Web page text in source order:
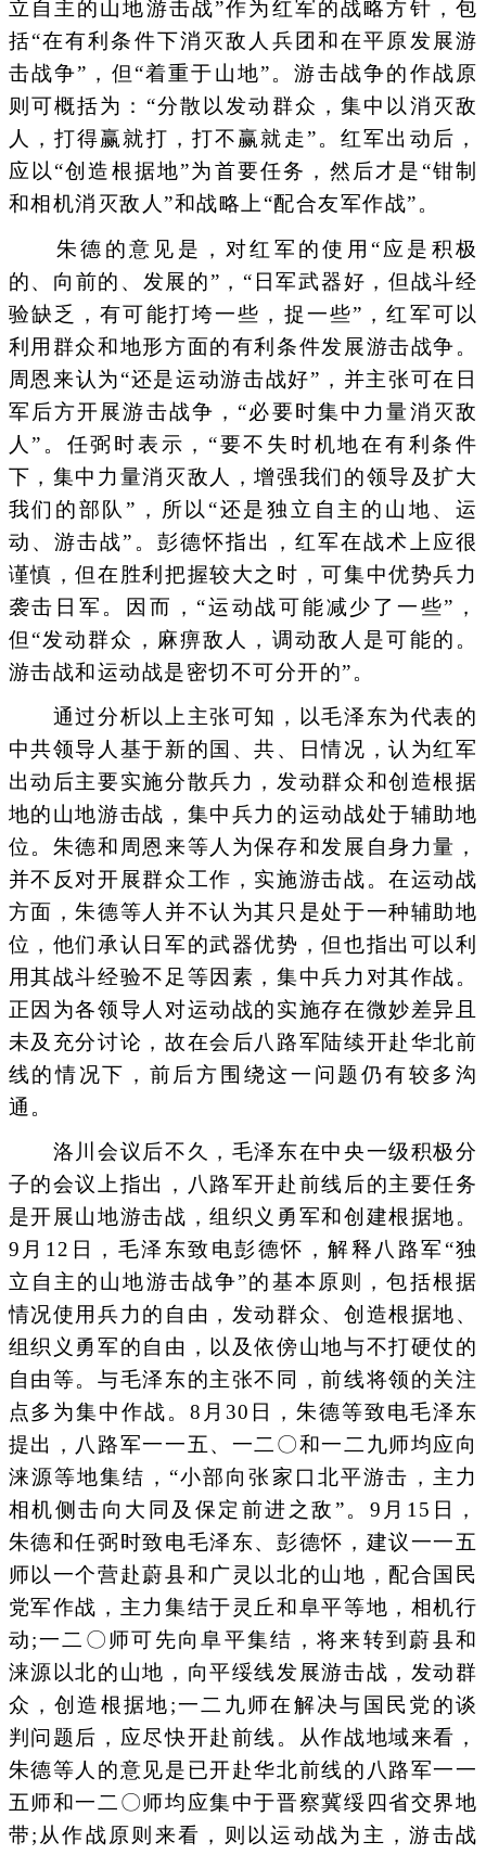
立自主的山地游击战”作为红军的战略方针，包
括“在有利条件下消灭敌人兵团和在平原发展游
击战争”，但“着重于山地”。游击战争的作战原
则可概括为：“分散以发动群众，集中以消灭敌
人，打得赢就打，打不赢就走”。红军出动后，
应以“创造根据地”为首要任务，然后才是“钳制
和相机消灭敌人”和战略上“配合友军作战”。
朱德的意见是，对红军的使用“应是积极
的、向前的、发展的”，“日军武器好，但战斗经
验缺乏，有可能打垮一些，捉一些”，红军可以
利用群众和地形方面的有利条件发展游击战争。
周恩来认为“还是运动游击战好”，并主张可在日
军后方开展游击战争，“必要时集中力量消灭敌
人”。任弼时表示，“要不失时机地在有利条件
下，集中力量消灭敌人，增强我们的领导及扩大
我们的部队”，所以“还是独立自主的山地、运
动、游击战”。彭德怀指出，红军在战术上应很
谨慎，但在胜利把握较大之时，可集中优势兵力
袭击日军。因而，“运动战可能减少了一些”，
但“发动群众，麻痹敌人，调动敌人是可能的。
游击战和运动战是密切不可分开的”。
通过分析以上主张可知，以毛泽东为代表的
中共领导人基于新的国、共、日情况，认为红军
出动后主要实施分散兵力，发动群众和创造根据
地的山地游击战，集中兵力的运动战处于辅助地
位。朱德和周恩来等人为保存和发展自身力量，
并不反对开展群众工作，实施游击战。在运动战
方面，朱德等人并不认为其只是处于一种辅助地
位，他们承认日军的武器优势，但也指出可以利
用其战斗经验不足等因素，集中兵力对其作战。
正因为各领导人对运动战的实施存在微妙差异且
未及充分讨论，故在会后八路军陆续开赴华北前
线的情况下，前后方围绕这一问题仍有较多沟
通。
洛川会议后不久，毛泽东在中央一级积极分
子的会议上指出，八路军开赴前线后的主要任务
是开展山地游击战，组织义勇军和创建根据地。
9月12日，毛泽东致电彭德怀，解释八路军“独
立自主的山地游击战争”的基本原则，包括根据
情况使用兵力的自由，发动群众、创造根据地、
组织义勇军的自由，以及依傍山地与不打硬仗的
自由等。与毛泽东的主张不同，前线将领的关注
点多为集中作战。8月30日，朱德等致电毛泽东
提出，八路军一一五、一二〇和一二九师均应向
涞源等地集结，“小部向张家口北平游击，主力
相机侧击向大同及保定前进之敌”。9月15日，
朱德和任弼时致电毛泽东、彭德怀，建议一一五
师以一个营赴蔚县和广灵以北的山地，配合国民
党军作战，主力集结于灵丘和阜平等地，相机行
动;一二〇师可先向阜平集结，将来转到蔚县和
涞源以北的山地，向平绥线发展游击战，发动群
众，创造根据地;一二九师在解决与国民党的谈
判问题后，应尽快开赴前线。从作战地域来看，
朱德等人的意见是已开赴华北前线的八路军一一
五师和一二〇师均应集中于晋察冀绥四省交界地
带;从作战原则来看，则以运动战为主，游击战